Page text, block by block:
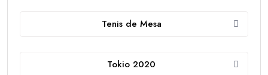
Tenis de Mesa
Tokio 2020